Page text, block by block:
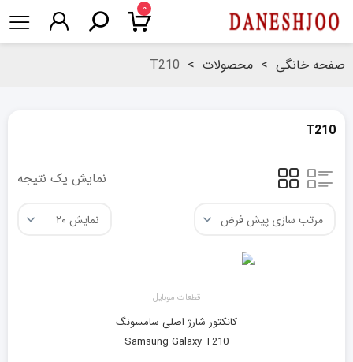
۰
صفحه خانگی > محصولات >
T210
T210
نمایش یک نتیجه
قطعات موبایل
کانکتور شارژ اصلی سامسونگ
Samsung Galaxy T210